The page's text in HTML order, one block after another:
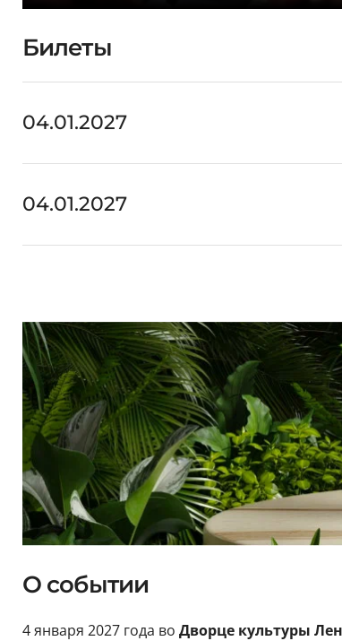
Билеты
04.01.2027
04.01.2027
О событии
4 января 2027 года во Дворце культуры